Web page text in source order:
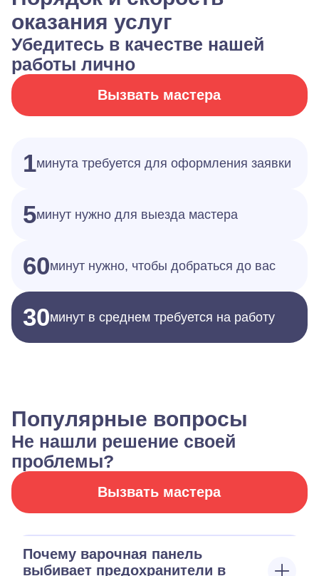
оказания услуг
Убедитесь в качестве нашей
работы лично
Вызвать мастера
1минута требуется для оформления заявки
5минут нужно для выезда мастера
60минут нужно, чтобы добраться до вас
30минут в среднем требуется на работу
Популярные вопросы
Не нашли решение своей
проблемы?
Вызвать мастера
Почему варочная панель
выбивает предохранители в